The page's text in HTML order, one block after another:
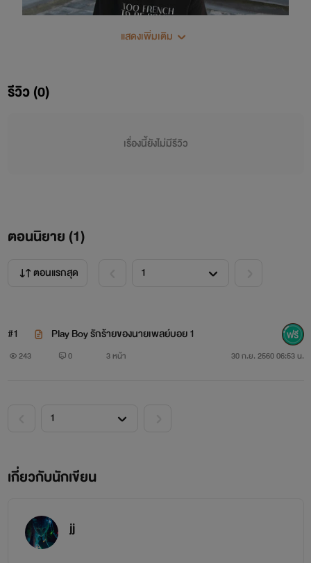
หล่อ เจ้าเลห์ เสือผู้หญิง นี่เหละตัวเขา
แสดงเพิ่มเติม
รีวิว (0)
เรื่องนี้ยังไม่มีรีวิว
ตอนนิยาย (1)
ตอนแรกสุด
#1 Play Boy รักร้ายของนายเพลย์บอย 1
243 0 3 หน้า 30 ก.ย. 2560 06:53 น.
เกี่ยวกับนักเขียน
jj